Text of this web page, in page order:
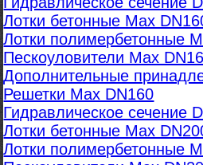
Лотки бетонные Max
Лотки полимербетонные
Пескоуловители Max
Дополнительные
Решетки Max DN160
Гидравлическое сечение
Лотки бетонные Max
Лотки полимербетонные